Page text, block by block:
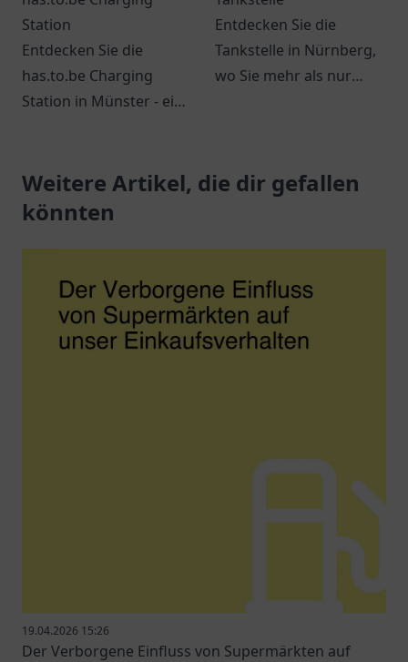
Station
Entdecken Sie die
has.to.be Charging
Station in Münster - ein
Autofahrer mit
großartigen
Entdecken Sie die
Tankstelle in Nürnberg,
wo Sie mehr als nur
erwarten Sie.
Weitere Artikel, die dir gefallen
könnten
19.04.2026 15:26
Der Verborgene Einfluss von Supermärkten auf